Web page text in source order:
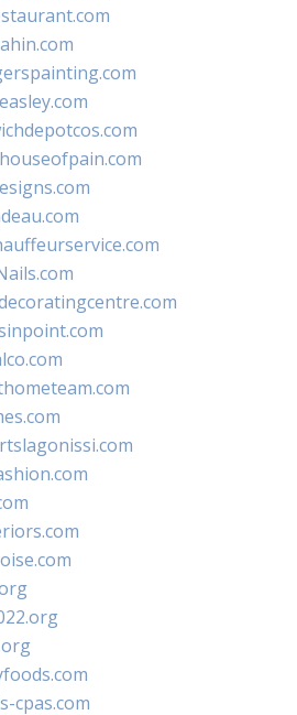
cpas.com